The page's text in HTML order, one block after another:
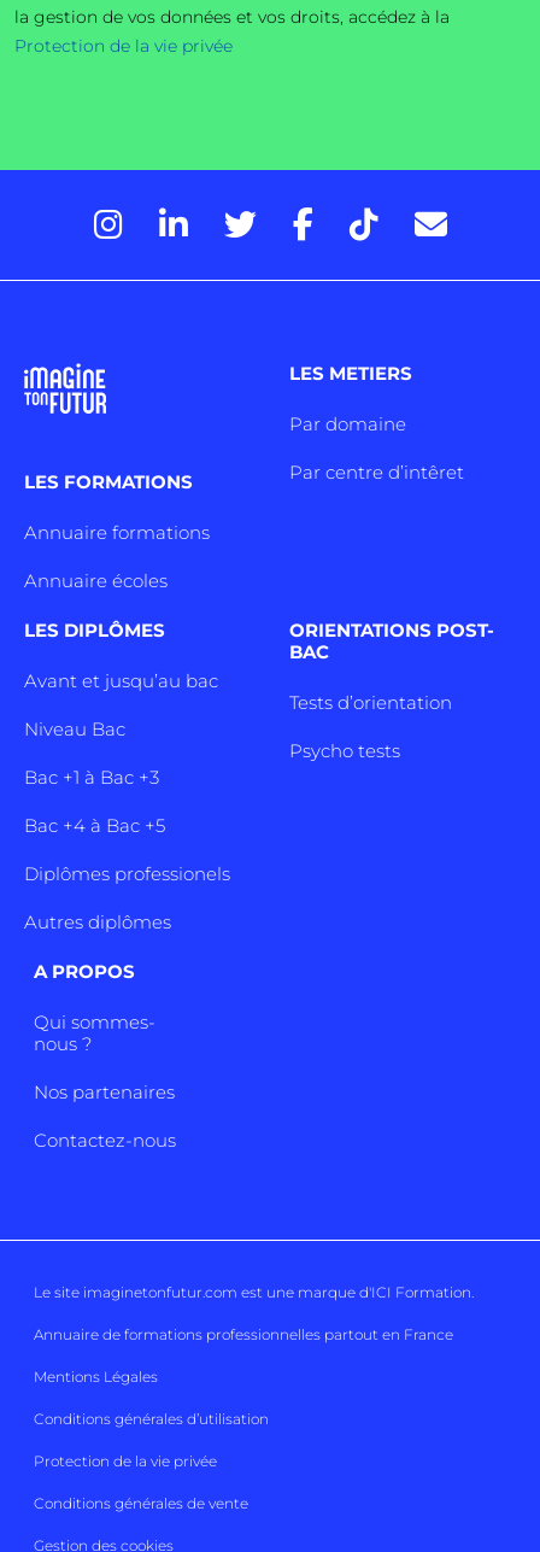
la gestion de vos données et vos droits, accédez à la
Protection de la vie privée
LES FORMATIONS
Annuaire formations
Annuaire écoles
LES METIERS
Par domaine
Par centre d’intêret
LES DIPLÔMES
Avant et jusqu’au bac
Niveau Bac
Bac +1 à Bac +3
Bac +4 à Bac +5
Diplômes professionels
Autres diplômes
ORIENTATIONS POST-
BAC
Tests d’orientation
Psycho tests
A PROPOS
Qui sommes-
nous ?
Nos partenaires
Contactez-nous
Le site imaginetonfutur.com est une marque d'ICI Formation.
Annuaire de formations professionnelles partout en France
Mentions Légales
Conditions générales d’utilisation
Protection de la vie privée
Conditions générales de vente
Gestion des cookies